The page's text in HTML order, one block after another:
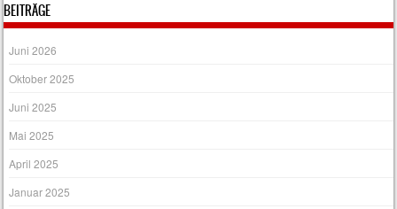
BEITRÄGE
Juni 2026
Oktober 2025
Juni 2025
Mai 2025
April 2025
Januar 2025